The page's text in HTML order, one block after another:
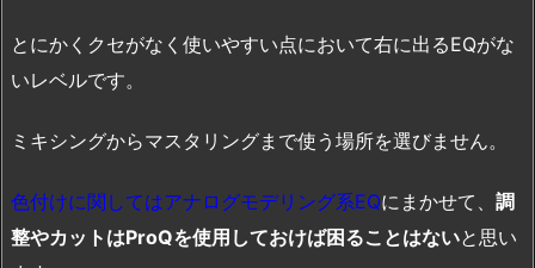
とにかくクセがなく使いやすい点において右に出るEQがな
いレベルです。
ミキシングからマスタリングまで使う場所を選びません。
色付けに関してはアナログモデリング系EQにまかせて、 調
整やカットはProQを使用しておけば困ることはないと思い